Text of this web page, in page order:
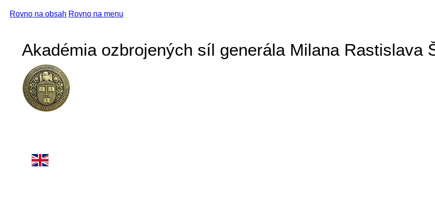
Rovno na obsah Rovno na menu
Akadémia ozbrojených síl generála Milana Rastislava